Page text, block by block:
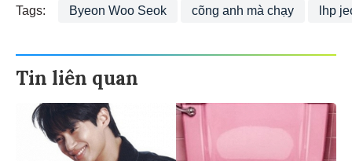
Tags: Byeon Woo Seok cõng anh mà chạy lhp
Tin liên quan